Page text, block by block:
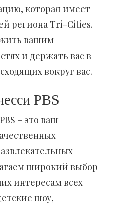
которая имеет
региона Tri-Cities.
вашим
и держать вас в
вокруг вас.
PBS
– это ваш
широкий выбор
интересам всех
шоу,